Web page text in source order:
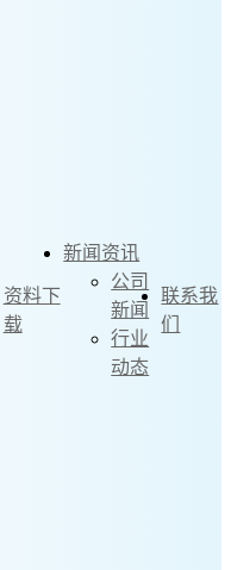
资料下
载
新闻资讯
公司
新闻
行业
动态
联系我
们